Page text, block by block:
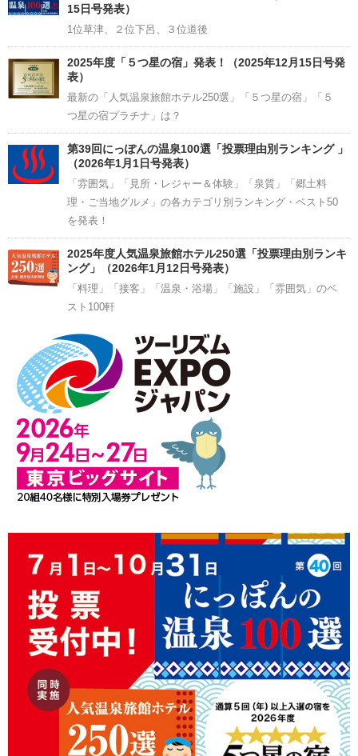
15日号発表）
1位草津、２位下呂、３位道後
2025年度「５つ星の宿」発表！（2025年12月15日号発
表）
最新の「人気温泉旅館ホテル250選」「５つ星の宿」「５
つ星の宿プラチナ」は？
第39回にっぽんの温泉100選「投票理由別ランキング 」
（2026年1月1日号発表）
「雰囲気」「見所・レジャー＆体験」「泉質」「郷土料
理・ご当地グルメ」の各カテゴリ別ランキング・ベスト50
を発表！
2025年度人気温泉旅館ホテル250選「投票理由別ランキ
ング」（2026年1月12日号発表）
「料理」「接客」「温泉・浴場」「施設」「雰囲気」のベ
スト100軒